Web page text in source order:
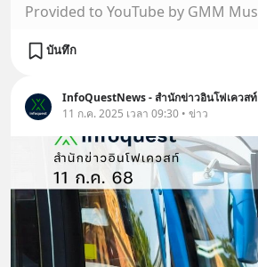
บันทึก
InfoQuestNews - สำนักข่าวอินโฟเควสท์
11 ก.ค. 2025 เวลา 09:30 • ข่าว